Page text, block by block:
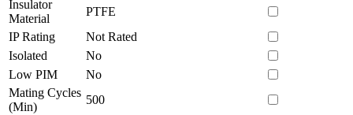
Insulator
Material
PTFE
IP Rating
Not Rated
Isolated
No
Low PIM
No
Mating Cycles
(Min)
500